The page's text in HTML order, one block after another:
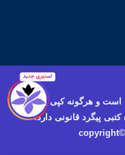
و هرگونه کپی برداری و
پیگرد قانونی دارد.